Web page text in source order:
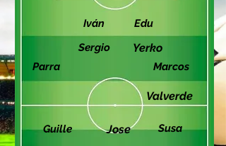
Marcos
Susa
Sergio
Edu
Iván
Guille
Yerko
Jose
Parra
Valverde